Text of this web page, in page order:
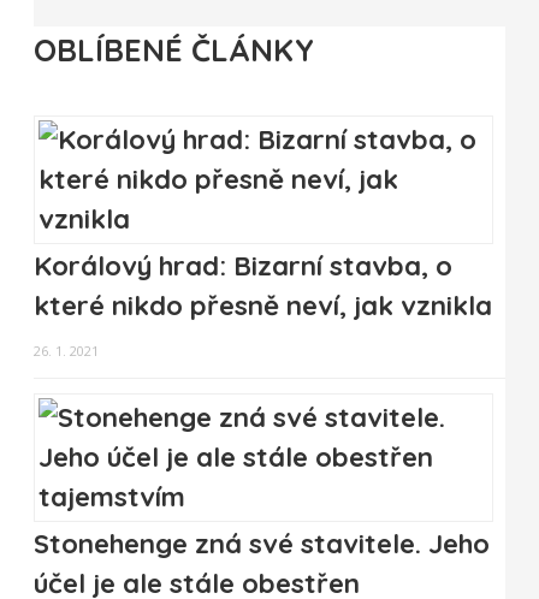
OBLÍBENÉ ČLÁNKY
Korálový hrad: Bizarní stavba, o
které nikdo přesně neví, jak vznikla
26. 1. 2021
Stonehenge zná své stavitele. Jeho
účel je ale stále obestřen